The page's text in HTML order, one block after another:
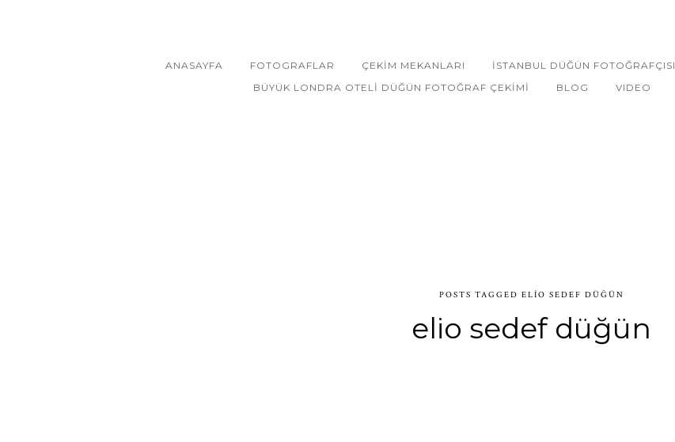
ANASAYFA FOTOGRAFLAR ÇEKIM MEKANLARI
İSTANBUL DÜĞÜN FOTOĞRAFÇISI
BÜYÜK LONDRA OTELI DÜĞÜN FOTOĞRAF ÇEKIMI
BLOG VIDEO
POSTS TAGGED ELIO SEDEF DÜĞÜN
elio sedef düğün